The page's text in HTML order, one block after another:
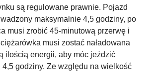
są regulowane prawnie. Pojazd
maksymalnie 4,5 godziny, po
musi zrobić 45-minutową przerwę i
musi zostać naładowana
ilością energii, aby móc jeździć
4,5 godziny. Ze względu na wielkość